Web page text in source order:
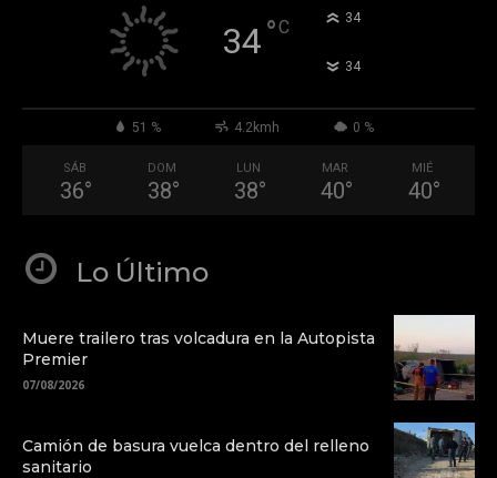
34°C 34°
34°
51 % 4.2kmh 0 %
SÁB
36°
DOM
38°
LUN
38°
MAR
40°
MIÉ
40°
Lo Último
Muere trailero tras volcadura en la Autopista
Premier
07/08/2026
Camión de basura vuelca dentro del relleno
sanitario